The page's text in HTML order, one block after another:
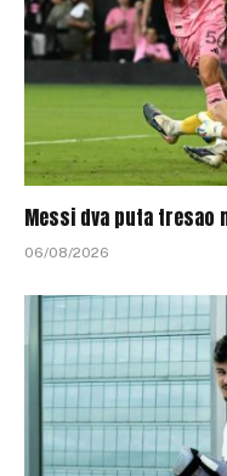
Messi dva puta tresao
06/08/2026